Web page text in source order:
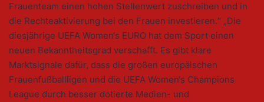
Frauenteam einen hohen Stellenwert zuschreiben und in
die Rechteaktivierung bei den Frauen investieren.“ „Die
diesjährige UEFA Women‘s EURO hat dem Sport einen
neuen Bekanntheitsgrad verschafft. Es gibt klare
Marktsignale dafür, dass die großen europäischen
Frauenfußballligen und die UEFA Women‘s Champions
League durch besser dotierte Medien- und